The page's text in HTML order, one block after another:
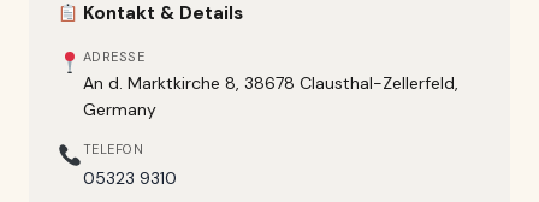
Kontakt & Details
ADRESSE
An d. Marktkirche 8, 38678 Clausthal-Zellerfeld,
Germany
TELEFON
05323 9310